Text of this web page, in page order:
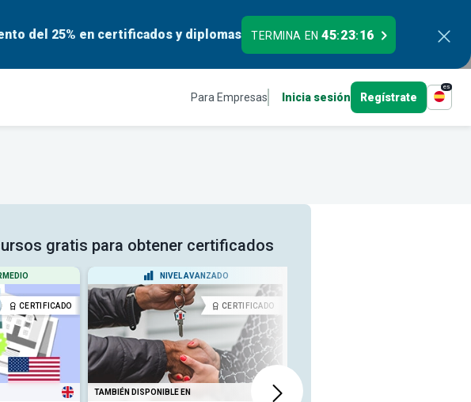
del 25% en certificados y diplomas TERMINA EN45:23:15
Para Empresas Inicia sesión Regístrate
es
gratis para obtener certificados
CERTIFICADO
NIVEL AVANZADO
CERTIFICADO
TAMBIÉN DISPONIBLE EN